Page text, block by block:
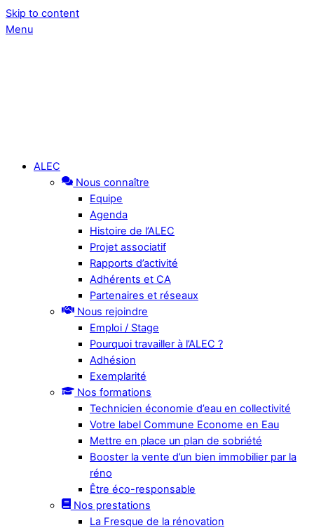
Skip to content
Menu
ALEC
Nous connaître
Equipe
Agenda
Histoire de l’ALEC
Projet associatif
Rapports d’activité
Adhérents et CA
Partenaires et réseaux
Nous rejoindre
Emploi / Stage
Pourquoi travailler à l’ALEC ?
Adhésion
Exemplarité
Nos formations
Technicien économie d’eau en collectivité
Votre label Commune Econome en Eau
Mettre en place un plan de sobriété
Booster la vente d’un bien immobilier par la
réno
Être éco-responsable
Nos prestations
La Fresque de la rénovation